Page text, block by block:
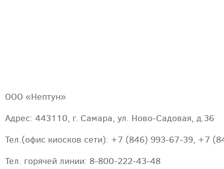
ООО «Нептун»
Адрес: 443110, г. Самара, ул. Ново-Садовая, д.36
Тел.(офис киосков сети): +7 (846) 993-67-39, +7
Тел. горячей линии: 8-800-222-43-48